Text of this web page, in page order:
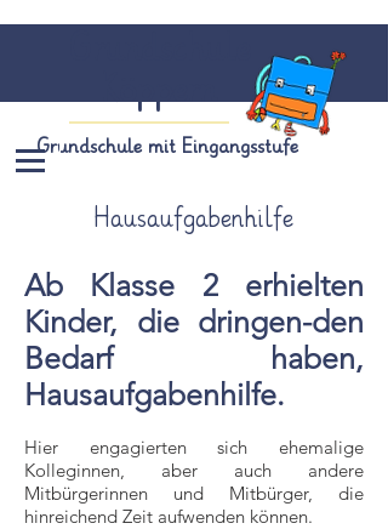
Köppern
Grundschule mit Eingangsstufe
Hausaufgabenhilfe
Ab Klasse 2 erhielten
Kinder, die dringen-den
Bedarf haben,
Hausaufgabenhilfe.
Hier engagierten sich ehemalige
Kolleginnen, aber auch andere
Mitbürgerinnen und Mitbürger, die
hinreichend Zeit aufwenden können.